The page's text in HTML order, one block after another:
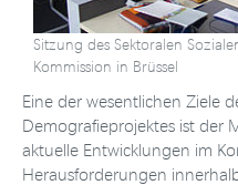
Sitzung des Sektoralen
Kommission in Brüssel
Eine der wesentlichen Ziele
Demografieprojektes ist der
aktuelle Entwicklungen im
Herausforderungen